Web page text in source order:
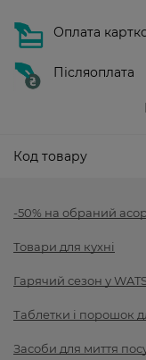
Оплата
Післяоплата
Код товару
-50% на обраний
Товари для кухні
Гарячий сезон у
Таблетки і порошок
Засоби для миття